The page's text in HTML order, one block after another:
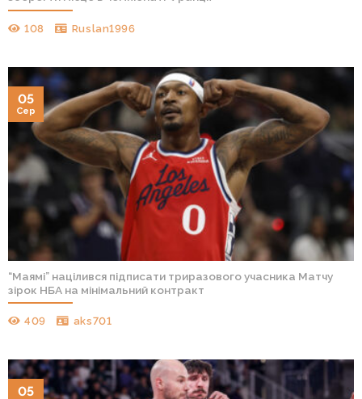
108 Ruslan1996
“Маямі” націлився підписати триразового учасника Матчу
зірок НБА на мінімальний контракт
409 aks701
05
Сер
05